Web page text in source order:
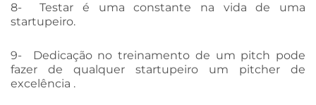
8- Testar é uma constante na vida de uma
startupeiro.
9- Dedicação no treinamento de um pitch pode
fazer de qualquer startupeiro um pitcher de
excelência .